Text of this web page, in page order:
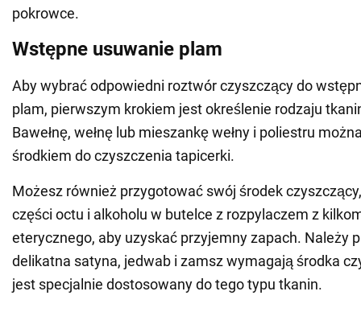
pokrowce.
Wstępne usuwanie plam
Aby wybrać odpowiedni roztwór czyszczący do
plam, pierwszym krokiem jest określenie rodzaju
Bawełnę, wełnę lub mieszankę wełny i poliestru
środkiem do czyszczenia tapicerki.
Możesz również przygotować swój środek
części octu i alkoholu w butelce z rozpylaczem z
eterycznego, aby uzyskać przyjemny zapach. Należy
delikatna satyna, jedwab i zamsz wymagają środka
jest specjalnie dostosowany do tego typu tkanin.